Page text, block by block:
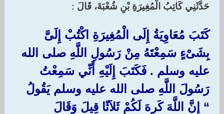
حَدَّثَنِي كَاتِبُ الْمُغِيرَةِ بْنِ شُعْبَةَ، قَالَ :‏
كَتَبَ مُعَاوِيَةُ إِلَى الْمُغِيرَةِ اكْتُبْ إِلَىَّ
بِشَىْءٍ سَمِعْتَهُ مِنْ رَسُولِ اللَّهِ صلى الله
عليه وسلم ‏.‏ فَكَتَبَ إِلَيْهِ أَنِّي سَمِعْتُ
رَسُولَ اللَّهِ صلى الله عليه وسلم يَقُولُ ‏
“‏ إِنَّ اللَّهَ كَرِهَ لَكُمْ ثَلاَثًا قِيلَ وَقَالَ